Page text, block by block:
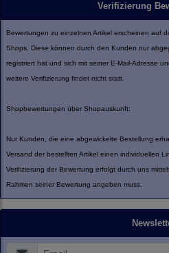
Verifizierung
Bewertungen zu einzelnen Artikel erscheinen auf
Shops. Diese können durch den Kunden nur
registriert hat und sich mit seiner E-Mail-Adresse
weitere Verifizierung findet nicht statt.
Shopbewertungen über Shopauskunft:
Nur Kunden, die eine abgewickelte Bestellung
Versand der bestellten Artikel einen individuellen
Verifizierung der Bewertung erfolgt durch uns
Rahmen seiner Bewertung angeben muss.